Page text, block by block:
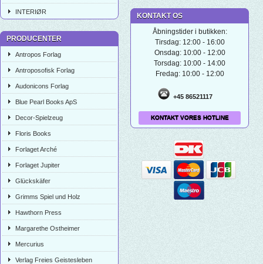
INTERIØR
PRODUCENTER
Antropos Forlag
Antroposofisk Forlag
Audonicons Forlag
Blue Pearl Books ApS
Decor-Spielzeug
Floris Books
Forlaget Arché
Forlaget Jupiter
Glückskäfer
Grimms Spiel und Holz
Hawthorn Press
Margarethe Ostheimer
Mercurius
Verlag Freies Geistesleben
KONTAKT OS
Åbningstider i butikken:
Tirsdag: 12:00 - 16:00
Onsdag: 10:00 - 12:00
Torsdag: 10:00 - 14:00
Fredag: 10:00 - 12:00
+45 86521117
KONTAKT VORES HOTLINE